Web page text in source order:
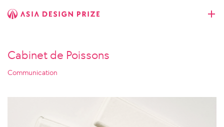
Cabinet de Poissons
Communication